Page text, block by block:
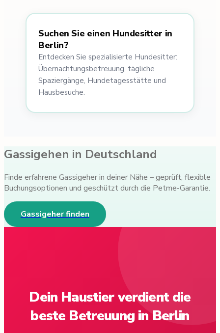
Suchen Sie einen Hundesitter in
Berlin?
Entdecken Sie spezialisierte Hundesitter:
Übernachtungsbetreuung, tägliche
Spaziergänge, Hundetagesstätte und
Hausbesuche.
Gassigehen in Deutschland
Finde erfahrene Gassigeher in deiner Nähe – geprüft, flexible
Buchungsoptionen und geschützt durch die Petme-Garantie.
Gassigeher finden
Dein Haustier verdient die
beste Betreuung in Berlin